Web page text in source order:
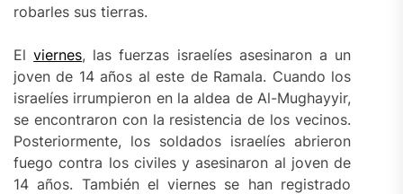
robarles sus tierras.
Elviernes, las fuerzas israelíes asesinaron a un
joven de 14 años al este de Ramala. Cuando los
israelíes irrumpieron en la aldea de Al-Mughayyir,
se encontraron con la resistencia de los vecinos.
Posteriormente, los soldados israelíes abrieron
fuego contra los civiles y asesinaron al joven de
14 años. También el viernes se han registrado